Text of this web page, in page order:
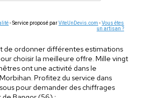
- Service proposé parViteUnDevis.com -Vous êtes
un artisan ?
de ordonner différentes estimations
choisir la meilleure offre. Mille vingt
ont une activité dans le
Profitez du service dans
pour demander des chiffrages